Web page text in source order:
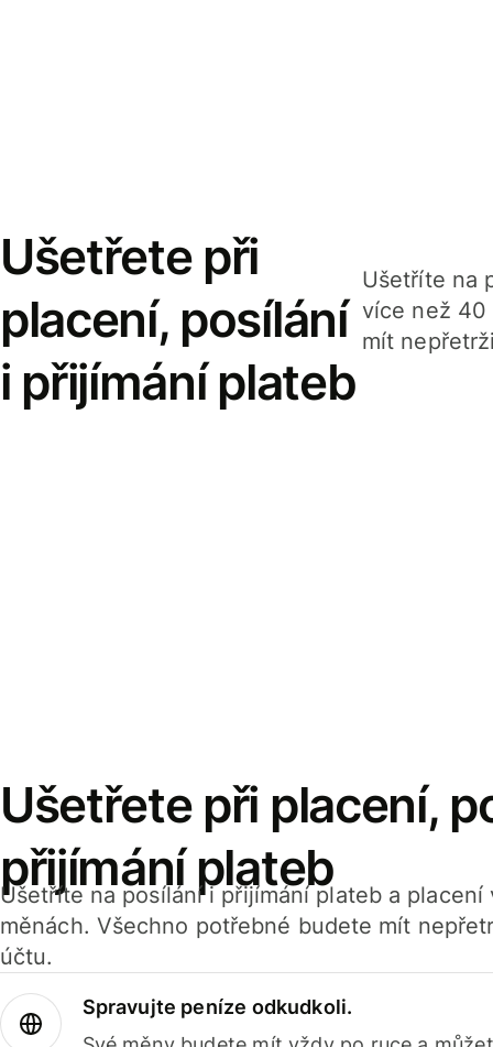
Ušetřete při
placení, posílání
i přijímání plateb
Ušetříte na
více než 40
mít
Ušetřete při placení,
přijímání plateb
Ušetříte na posílání i přijímání plateb a
měnách. Všechno potřebné budete mít
účtu.
Spravujte peníze odkudkoli.